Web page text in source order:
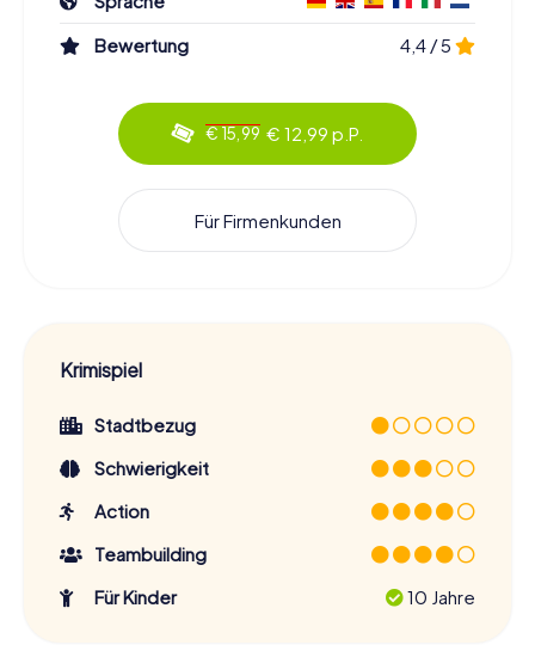
Bewertung
4,4 / 5
€ 15,99 € 12,99 p.P.
Für Firmenkunden
Krimispiel
Stadtbezug
Schwierigkeit
Action
Teambuilding
Für Kinder
10 Jahre